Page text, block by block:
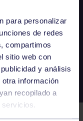
para personalizar
de redes
compartimos
sitio web con
y análisis
información
recopilado a
servicios.